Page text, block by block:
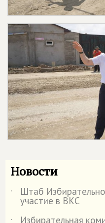
Новости
˙ Штаб
участие в ВКС
Избирательная